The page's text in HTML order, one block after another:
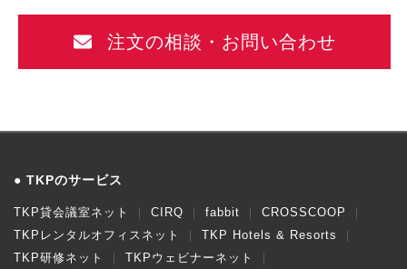
注文の相談・お問い合わせ
TKPのサービス
TKP貸会議室ネット CIRQ fabbit
CROSSCOOP
TKPレンタルオフィスネット
TKP Hotels & Resorts
TKP研修ネット
TKPウェビナーネット